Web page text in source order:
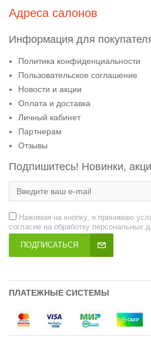
Адреса салонов
Информация для
Политика конфиденциальности
Пользовательское соглашение
Новости и акции
Оплата и доставка
Личный кабинет
Партнерам
Отзывы
Подпишитесь! Новинки,
Нажимая на кнопку, я принимаю
согласие на обработку персональных
ПОДПИСАТЬСЯ
ПЛАТЕЖНЫЕ СИСТЕМЫ